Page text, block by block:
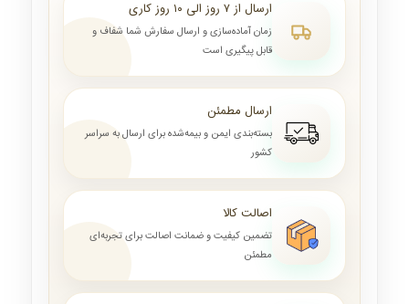
ارسال از ۷ روز الی ۱۰ روز کاری
زمان آماده‌سازی و ارسال سفارش شما شفاف و
قابل پیگیری است
ارسال مطمئن
بسته‌بندی ایمن و بیمه‌شده برای ارسال به سراسر
کشور
اصالت کالا
تضمین کیفیت و ضمانت اصالت برای تجربه‌ای
مطمئن